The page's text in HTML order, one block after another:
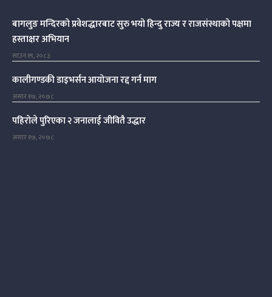
बागलुङ मन्दिरको प्रवेशद्धारबाट सुरु भयो हिन्दु राज्य र राजसंस्थाको पक्षमा
हस्ताक्षर अभियान
साउन १९, २०८३
कालीगण्डकी डाइभर्सन आयोजना रद्द गर्न माग
असार १७, २०७८
पहिरोले पुरिएका २ जनालाई जीवितै उद्धार
असार १७, २०७८